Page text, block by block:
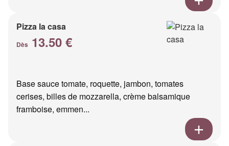
Pizza la casa
Dès 13.50 €
Base sauce tomate, roquette, jambon, tomates
cerises, billes de mozzarella, crème balsamique
framboise, emmen...